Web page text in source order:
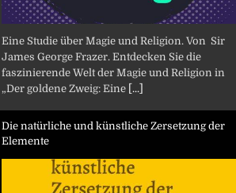
Eine Studie über Magie und Religion. Von Sir
James George Frazer. Entdecken Sie die
faszinierende Welt der Magie und Religion in
„Der goldene Zweig: Eine [...]
Die natürliche und künstliche Zersetzung der
Elemente